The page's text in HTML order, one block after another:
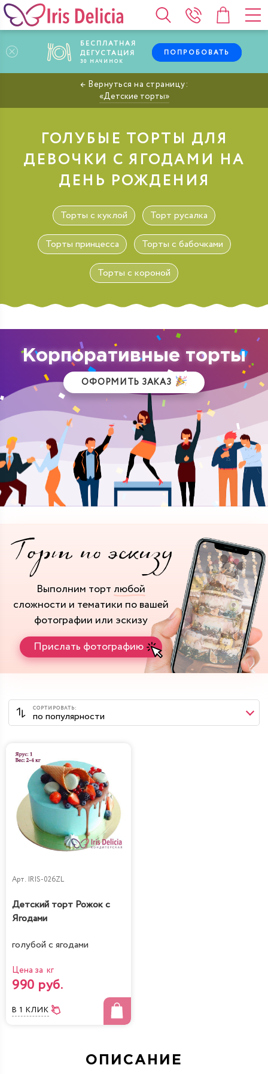
БЕСПЛАТНАЯ
ДЕГУСТАЦИЯ
30 НАЧИНОК
ПОПРОБОВАТЬ
Детские торты
ГОЛУБЫЕ ТОРТЫ ДЛЯ
ДЕВОЧКИ С ЯГОДАМИ НА
ДЕНЬ РОЖДЕНИЯ
Торты с куклой Торт русалка
Торты принцесса Торты с бабочками
Торты с короной
Корпоративные торты
ОФОРМИТЬ ЗАКАЗ
Выполним торт любой
сложности и тематики по вашей
фотографии или эскизу
Прислать фотографию
Арт. IRIS-026ZL
Детский торт Рожок с
Ягодами
голубой с ягодами
Цена за кг
990 руб.
В 1 КЛИК
ОПИСАНИЕ